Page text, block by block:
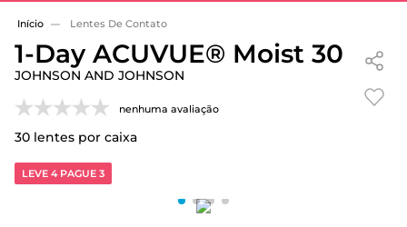
Lentes De Contato
1-Day ACUVUE® Moist 30
JOHNSON AND JOHNSON
nenhuma avaliação
30 lentes por caixa
LEVE 4 PAGUE 3